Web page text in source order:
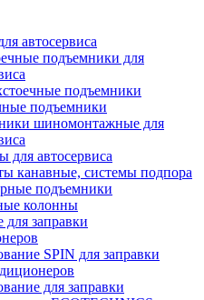
автосервиса
подъемники для
подъемники
подъемники
шиномонтажные для
для автосервиса
канавные, системы подпора
подъемники
колонны
заправки
SPIN для заправки
для заправки